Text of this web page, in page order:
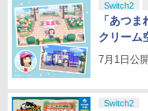
Switch2
「あつ
クリーム
7月1日公
Switch2